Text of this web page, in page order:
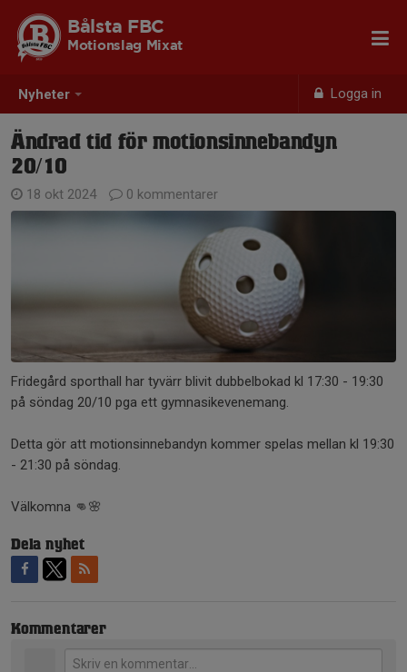
Nyheter Logga in
Bålsta FBC
Motionslag Mixat
Ändrad tid för motionsinnebandyn
20/10
18 okt 2024 0 kommentarer
Fridegård sporthall har tyvärr blivit dubbelbokad kl 17:30 - 19:30
på söndag 20/10 pga ett gymnasikevenemang.
Detta gör att motionsinnebandyn kommer spelas mellan kl 19:30
- 21:30 på söndag.
Välkomna 👊🌸
Dela nyhet
Kommentarer